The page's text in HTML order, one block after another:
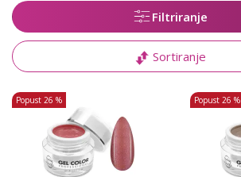
Filtriranje
Sortiranje
Popust 26 % Popust 26 %